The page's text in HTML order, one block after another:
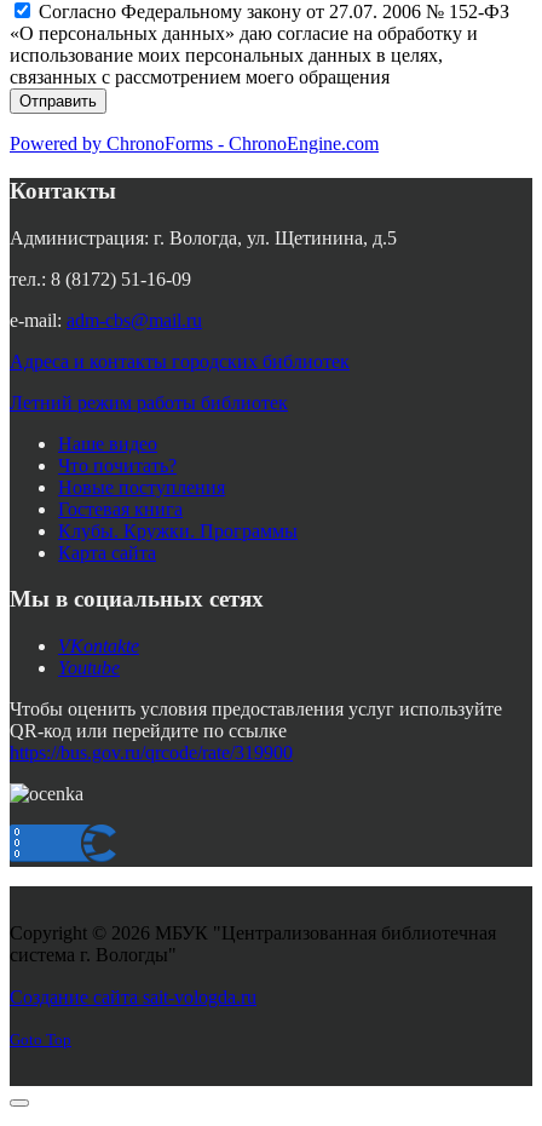
Согласно Федеральному закону от 27.07. 2006 № 152-ФЗ
«О персональных данных» даю согласие на обработку и
использование моих персональных данных в целях,
связанных с рассмотрением моего обращения
Powered by ChronoForms - ChronoEngine.com
Контакты
Администрация: г. Вологда, ул. Щетинина, д.5
тел.: 8 (8172) 51-16-09
e-mail: adm-cbs@mail.ru
Адреса и контакты городских библиотек
Летний режим работы библиотек
Наше видео
Что почитать?
Новые поступления
Гостевая книга
Клубы. Кружки. Программы
Карта сайта
Мы в социальных сетях
VKontakte
Youtube
Чтобы оценить условия предоставления услуг используйте
QR-код или перейдите по ссылке
https://bus.gov.ru/qrcode/rate/319900
Copyright © 2026 МБУК "Централизованная библиотечная
система г. Вологды"
Создание сайта sait-vologda.ru
Goto Top